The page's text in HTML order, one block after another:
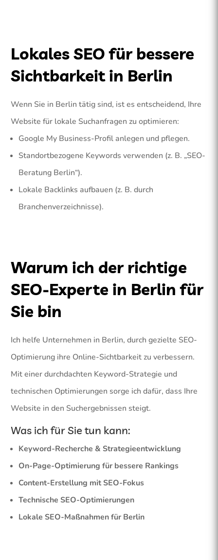
Lokales SEO für bessere
Sichtbarkeit in Berlin
Wenn Sie in Berlin tätig sind, ist es entscheidend, Ihre
Website für lokale Suchanfragen zu optimieren:
Google My Business-Profil anlegen und pflegen.
Standortbezogene Keywords verwenden (z. B. „SEO-
Beratung Berlin“).
Lokale Backlinks aufbauen (z. B. durch
Branchenverzeichnisse).
Warum ich der richtige
SEO-Experte in Berlin für
Sie bin
Ich helfe Unternehmen in Berlin, durch gezielte SEO-
Optimierung ihre Online-Sichtbarkeit zu verbessern.
Mit einer durchdachten Keyword-Strategie und
technischen Optimierungen sorge ich dafür, dass Ihre
Website in den Suchergebnissen steigt.
Was ich für Sie tun kann:
Keyword-Recherche & Strategieentwicklung
On-Page-Optimierung für bessere Rankings
Content-Erstellung mit SEO-Fokus
Technische SEO-Optimierungen
Lokale SEO-Maßnahmen für Berlin